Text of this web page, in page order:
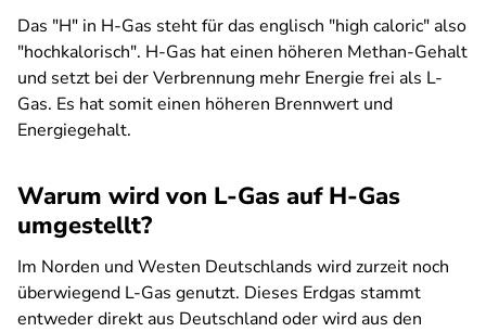
Das "H" in H-Gas steht für das englisch "high caloric" also
"hochkalorisch". H-Gas hat einen höheren Methan-Gehalt
und setzt bei der Verbrennung mehr Energie frei als L-
Gas. Es hat somit einen höheren Brennwert und
Energiegehalt.
Warum wird von L-Gas auf H-Gas
umgestellt?
Im Norden und Westen Deutschlands wird zurzeit noch
überwiegend L-Gas genutzt. Dieses Erdgas stammt
entweder direkt aus Deutschland oder wird aus den